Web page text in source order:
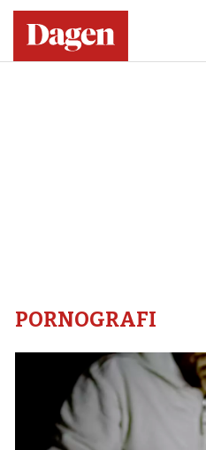
PORNOGRAFI